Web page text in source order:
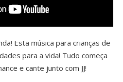
Esta música para crianças de
para a vida! Tudo começa
e cante junto com JJ!